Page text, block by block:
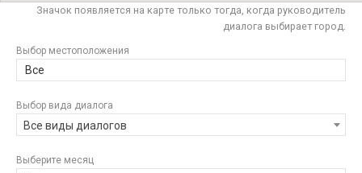
Значок появляется на карте только тогда, когда руководитель
диалога выбирает город.
Выбор местоположения
Все
Выбор вида диалога
Все виды диалогов
Выберите месяц